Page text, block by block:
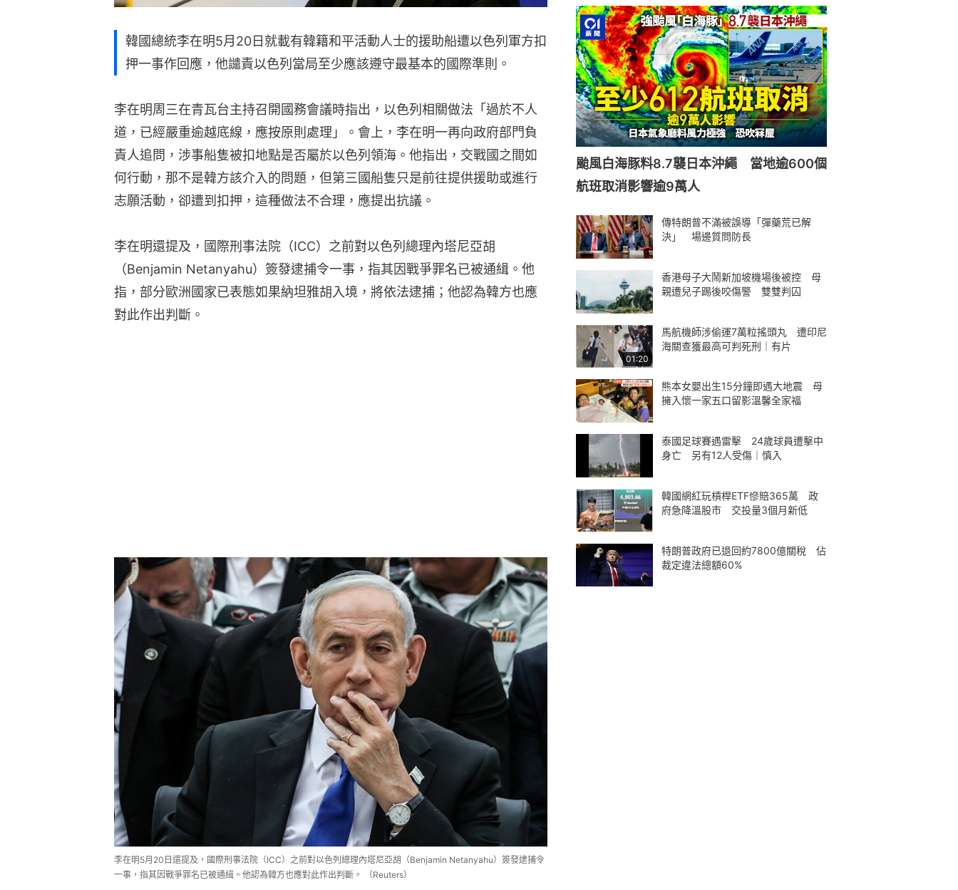
韓國總統李在明5月20日就載有韓籍和平活動人士的援助船遭以色列軍方扣
押一事作回應，他譴責以色列當局至少應該遵守最基本的國際準則。
李在明周三在青瓦台主持召開國務會議時指出，以色列相關做法「過於不人
道，已經嚴重逾越底線，應按原則處理」。會上，李在明一再向政府部門負
責人追問，涉事船隻被扣地點是否屬於以色列領海。他指出，交戰國之間如
何行動，那不是韓方該介入的問題，但第三國船隻只是前往提供援助或進行
志願活動，卻遭到扣押，這種做法不合理，應提出抗議。
李在明還提及，國際刑事法院（ICC）之前對以色列總理內塔尼亞胡
（Benjamin Netanyahu）簽發逮捕令一事，指其因戰爭罪名已被通緝。他
指，部分歐洲國家已表態如果納坦雅胡入境，將依法逮捕；他認為韓方也應
對此作出判斷。
李在明5月20日還提及，國際刑事法院（ICC）之前對以色列總理內塔尼亞胡（Benjamin Netanyahu）簽發逮捕令
一事，指其因戰爭罪名已被通緝。他認為韓方也應對此作出判斷。 （Reuters）
颱風白海豚料8.7襲日本沖繩 當地逾600個
航班取消影響逾9萬人
傳特朗普不滿被誤導「彈藥荒已解
決」 場邊質問防長
香港母子大鬧新加坡機場後被控 母
親遭兒子踢後咬傷警 雙雙判囚
01:20
馬航機師涉偷運7萬粒搖頭丸 遭印尼
海關查獲最高可判死刑｜有片
熊本女嬰出生15分鐘即遇大地震 母
擁入懷一家五口留影溫馨全家福
泰國足球賽遇雷擊 24歲球員遭擊中
身亡 另有12人受傷｜慎入
韓國網紅玩槓桿ETF慘賠365萬 政
府急降溫股市 交投量3個月新低
特朗普政府已退回約7800億關稅 佔
裁定違法總額60%